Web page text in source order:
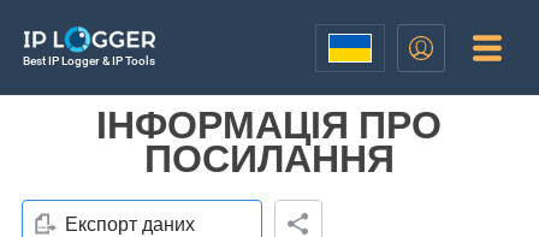
Best IP Logger & IP Tools
ІНФОРМАЦІЯ ПРО
ПОСИЛАННЯ
Експорт даних